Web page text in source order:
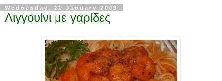
Wednesday, 21 January 2009
Λιγγουίνι με γαρίδες